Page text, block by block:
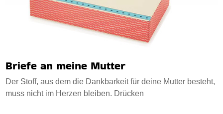
Briefe an meine Mutter
Der Stoff, aus dem die Dankbarkeit für deine Mutter besteht,
muss nicht im Herzen bleiben. Drücken